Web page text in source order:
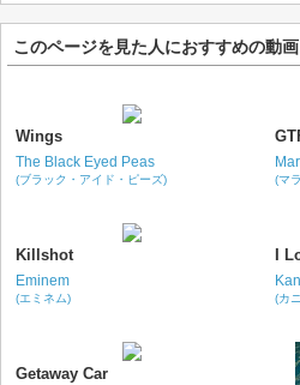
このページを見た人におすすめの動画
Wings
The Black Eyed Peas
(ブラック・アイド・ピーズ) (マ
Killshot
Eminem
(エミネム)
I
(カ
Getaway Car